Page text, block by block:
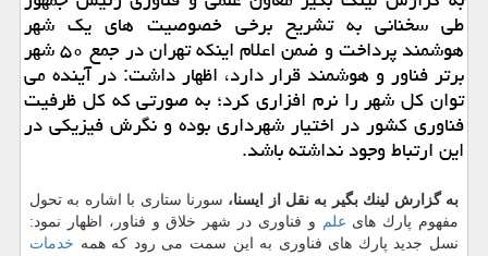
طی سخنانی به تشریح برخی خصوصیت های یك شهر
هوشمند پرداخت و ضمن اعلام اینكه تهران در جمع ۵۰ شهر
برتر فناور و هوشمند قرار دارد، اظهار داشت: در آینده می
توان كل شهر را نرم افزاری كرد؛ به صورتی كه كل ظرفیت
فناوری كشور در اختیار شهرداری بوده و نگرش فیزیكی در
این ارتباط وجود نداشته باشد.
به گزارش لینك بگیر به نقل از ایسنا، سورنا ستاری با اشاره به تحول
مفهوم پارك های علم و فناوری در شهر خلاق و فناور، اظهار نمود:
نسل جدید پارك های فناوری به این سمت می رود كه همه خدمات